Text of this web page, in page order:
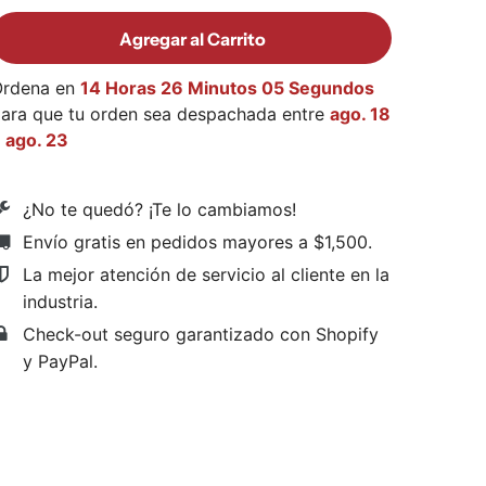
Agregar al Carrito
en 14 Horas 26 Minutos 05 Segundos
que tu orden sea despachada entre ago. 18
ago. 23
¿No te quedó? ¡Te lo cambiamos!
Envío gratis en pedidos mayores a $1,500.
La mejor atención de servicio al cliente en la
industria.
Check-out seguro garantizado con Shopify
y PayPal.